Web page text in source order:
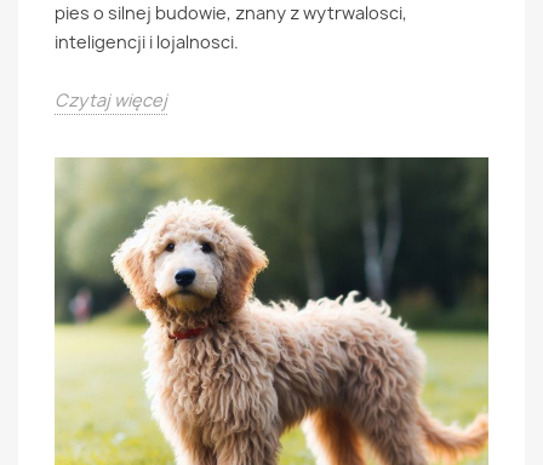
pies o silnej budowie, znany z wytrwalosci,
inteligencji i lojalnosci.
Czytaj więcej